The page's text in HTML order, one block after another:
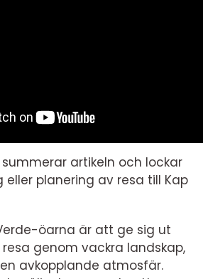
summerar artikeln och lockar
eller planering av resa till Kap
öarna är att ge sig ut
genom vackra landskap,
avkopplande atmosfär.